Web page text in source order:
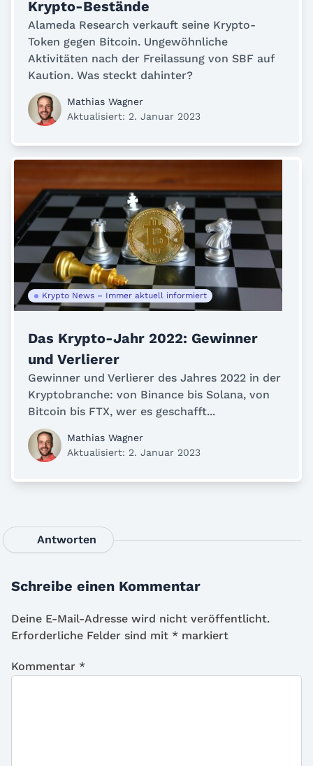
Krypto-Bestände
Alameda Research verkauft seine Krypto-
Token gegen Bitcoin. Ungewöhnliche
Aktivitäten nach der Freilassung von SBF auf
Kaution. Was steckt dahinter?
Mathias Wagner
Aktualisiert: 2. Januar 2023
Krypto News – Immer aktuell informiert
Das Krypto-Jahr 2022: Gewinner
und Verlierer
Gewinner und Verlierer des Jahres 2022 in der
Kryptobranche: von Binance bis Solana, von
Bitcoin bis FTX, wer es geschafft...
Mathias Wagner
Aktualisiert: 2. Januar 2023
Antworten
Schreibe einen Kommentar
Deine E-Mail-Adresse wird nicht veröffentlicht.
Erforderliche Felder sind mit * markiert
Kommentar *